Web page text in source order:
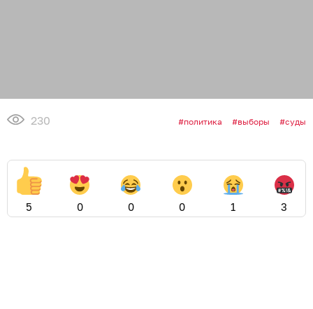
230 политика выборы суды
5 0 0 0 1 3